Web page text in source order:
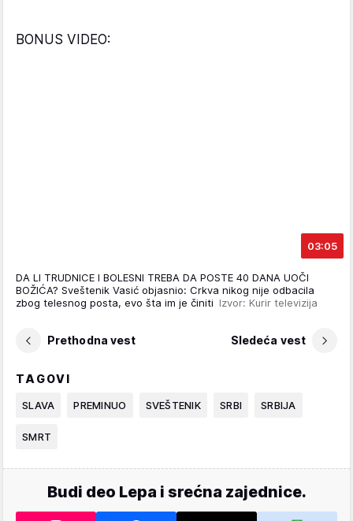
BONUS VIDEO:
03:05
DA LI TRUDNICE I BOLESNI TREBA DA POSTE 40 DANA UOČI
BOŽIĆA? Sveštenik Vasić objasnio: Crkva nikog nije odbacila
zbog telesnog posta, evo šta im je činiti Izvor: Kurir televizija
Prethodna vest Sledeća vest
TAGOVI
SLAVA PREMINUO SVEŠTENIK SRBI SRBIJA
SMRT
Budi deo Lepa i srećna zajednice.